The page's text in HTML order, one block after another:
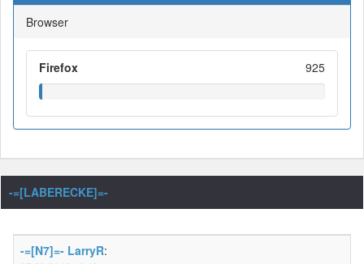
Browser
Firefox 925
-=[LABERECKE]=-
-=[N7]=- LarryR: